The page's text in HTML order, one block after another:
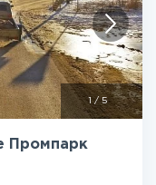
1 / 5
Промпарк